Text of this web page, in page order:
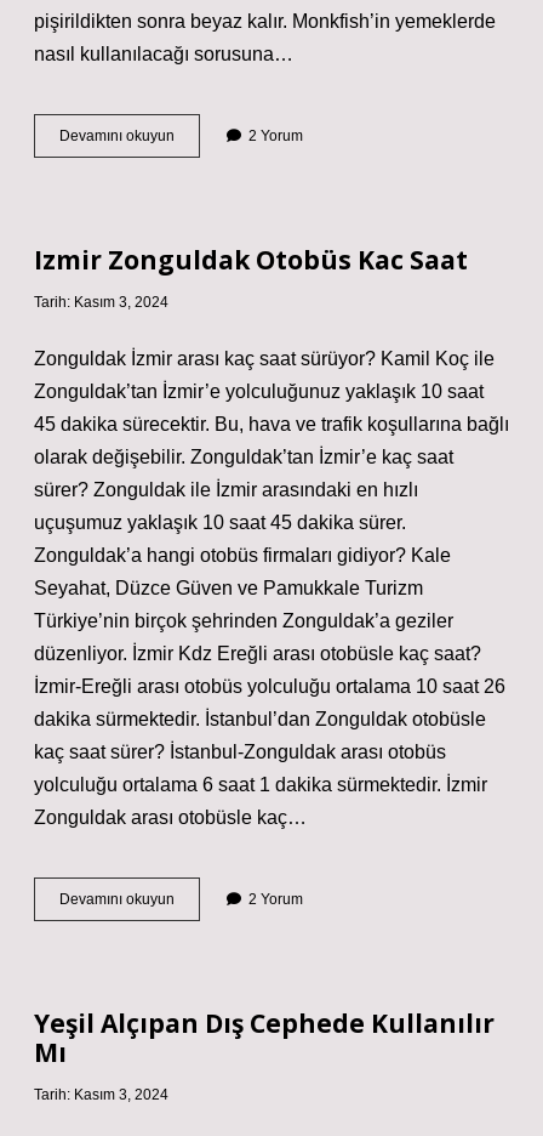
pişirildikten sonra beyaz kalır. Monkfish’in yemeklerde
nasıl kullanılacağı sorusuna…
Devamını okuyun Maymun
Balığı
2 Yorum
Izmir Zonguldak Otobüs Kac Saat
Tarih: Kasım 3, 2024
Zonguldak İzmir arası kaç saat sürüyor? Kamil Koç ile
Zonguldak’tan İzmir’e yolculuğunuz yaklaşık 10 saat
45 dakika sürecektir. Bu, hava ve trafik koşullarına bağlı
olarak değişebilir. Zonguldak’tan İzmir’e kaç saat
sürer? Zonguldak ile İzmir arasındaki en hızlı
uçuşumuz yaklaşık 10 saat 45 dakika sürer.
Zonguldak’a hangi otobüs firmaları gidiyor? Kale
Seyahat, Düzce Güven ve Pamukkale Turizm
Türkiye’nin birçok şehrinden Zonguldak’a geziler
düzenliyor. İzmir Kdz Ereğli arası otobüsle kaç saat?
İzmir-Ereğli arası otobüs yolculuğu ortalama 10 saat 26
dakika sürmektedir. İstanbul’dan Zonguldak otobüsle
kaç saat sürer? İstanbul-Zonguldak arası otobüs
yolculuğu ortalama 6 saat 1 dakika sürmektedir. İzmir
Zonguldak arası otobüsle kaç…
Devamını okuyun
Zonguldak
2 Yorum
Yeşil Alçıpan Dış Cephede Kullanılır
Mı
Tarih: Kasım 3, 2024